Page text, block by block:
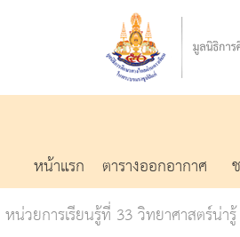
หน้าแรก ตารางออกอากาศ
หน่วยการเรียนรู้ที่ 33 วิทยาศาสตร์น่ารู้